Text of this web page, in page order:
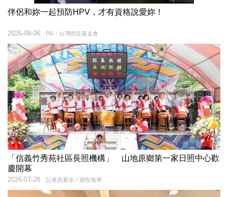
伴侶和妳一起預防HPV，才有資格說愛妳！
PR・台灣癌症基金會
2026-08-06
「信義竹秀苑社區長照機構」 山地原鄉第一家日照中心歡
慶開幕
記者吳素珍／南投報導
2026-07-28